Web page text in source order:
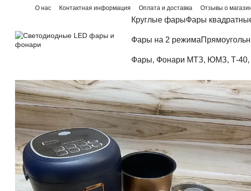
Перейти к основному контенту
О нас Контактная информация Оплата и доставка Отзывы о
Круглые фарыФары
Фары на 2 режима
Фары, Фонари МТЗ, ЮМЗ, Т-40,